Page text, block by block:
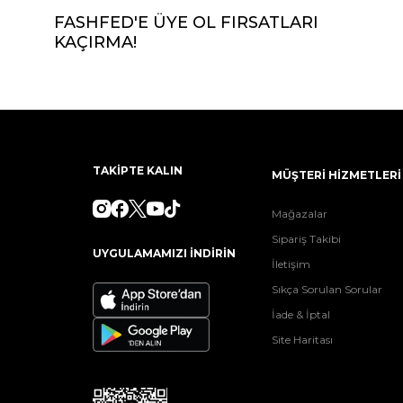
FASHFED'E ÜYE OL FIRSATLARI
KAÇIRMA!
TAKİPTE KALIN
UYGULAMAMIZI İNDİRİN
MÜŞTERİ HİZMETLERİ
Mağazalar
Sipariş Takibi
İletişim
Sıkça Sorulan Sorular
İade & İptal
Site Haritası